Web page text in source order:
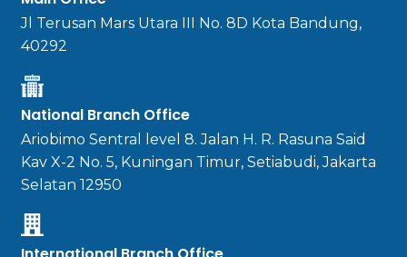
Jl Terusan Mars Utara III No. 8D Kota Bandung,
40292
National Branch Office
Ariobimo Sentral level 8. Jalan H. R. Rasuna Said
Kav X-2 No. 5, Kuningan Timur, Setiabudi, Jakarta
Selatan 12950